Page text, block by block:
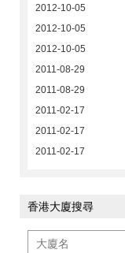
2012-10-05
2012-10-05
2012-10-05
2011-08-29
2011-08-29
2011-02-17
2011-02-17
2011-02-17
香港大廈搜尋